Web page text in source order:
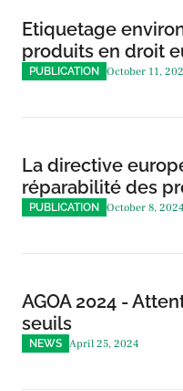
Etiquetage
produits en droit
PUBLICATION October 11,
La directive
réparabilité des
PUBLICATION October 8, 2024
AGOA 2024 -
seuils
NEWS April 25, 2024